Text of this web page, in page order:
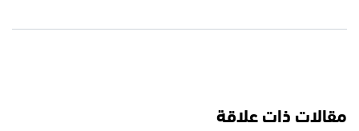
مقالات ذات علاقة